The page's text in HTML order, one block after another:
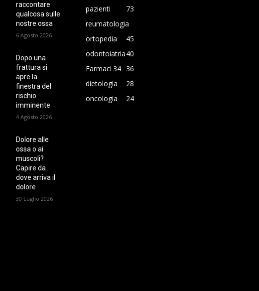
raccontare
qualcosa sulle
nostre ossa
6 Agosto 2026
Dopo una
frattura si
apre la
finestra del
rischio
imminente
4 Agosto 2026
Dolore alle
ossa o ai
muscoli?
Capire da
dove arriva il
dolore
30 Luglio 2026
pazienti
73
reumatologia
45
ortopedia
40
odontoiatria
36
Farmaci 34
dietologia
28
oncologia
24